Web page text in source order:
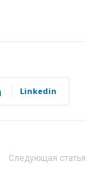
Linkedin
Следующая статья